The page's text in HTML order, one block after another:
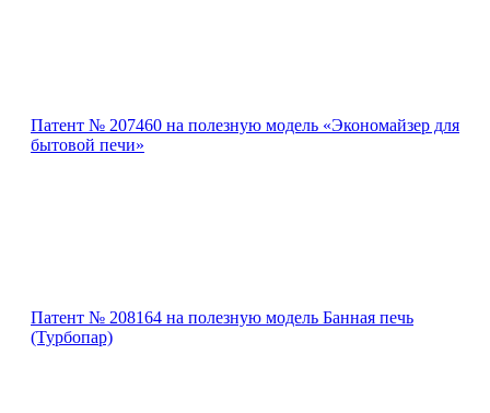
Патент № 207460 на полезную модель «Экономайзер для
бытовой печи»
Патент № 208164 на полезную модель Банная печь
(Турбопар)